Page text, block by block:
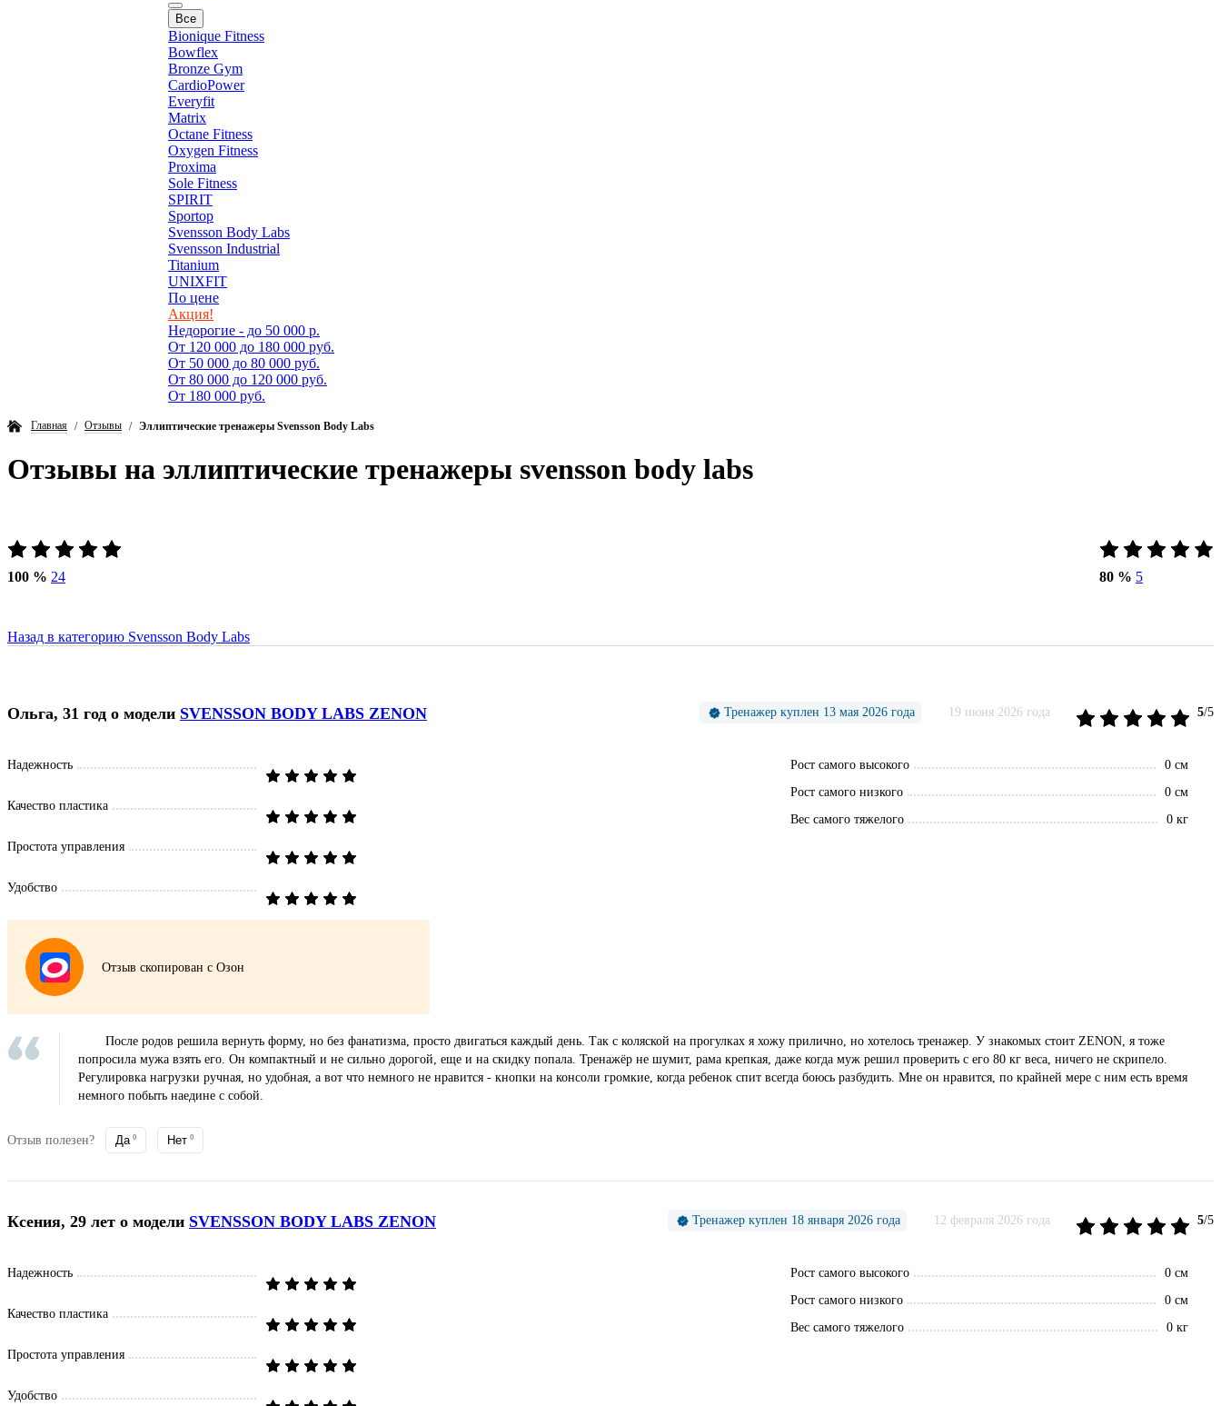
Все
Bionique Fitness
Bowflex
Bronze Gym
CardioPower
Everyfit
Matrix
Octane Fitness
Oxygen Fitness
Proxima
Sole Fitness
SPIRIT
Sportop
Svensson Body Labs
Svensson Industrial
Titanium
UNIXFIT
По цене
Акция!
Недорогие - до 50 000 р.
От 120 000 до 180 000 руб.
От 50 000 до 80 000 руб.
От 80 000 до 120 000 руб.
От 180 000 руб.
Главная Отзывы Эллиптические тренажеры Svensson Body Labs
Отзывы на эллиптические тренажеры svensson body labs
100 % 24 80 % 5
Назад в категорию Svensson Body Labs
Ольга, 31 год о модели SVENSSON BODY LABS ZENON Тренажер куплен 13 мая 2026 года 19 июня 2026 года 5/5
Надежность
Качество пластика
Простота управления
Удобство
Рост самого высокого
0 см
Рост самого низкого
0 см
Вес самого тяжелого
0 кг
Отзыв скопирован с Озон
После родов решила вернуть форму, но без фанатизма, просто двигаться каждый день. Так с коляской на прогулках я хожу прилично, но хотелось тренажер. У знакомых стоит ZENON, я тоже
попросила мужа взять его. Он компактный и не сильно дорогой, еще и на скидку попала. Тренажёр не шумит, рама крепкая, даже когда муж решил проверить с его 80 кг веса, ничего не скрипело.
Регулировка нагрузки ручная, но удобная, а вот что немного не нравится - кнопки на консоли громкие, когда ребенок спит всегда боюсь разбудить. Мне он нравится, по крайней мере с ним есть время
немного побыть наедине с собой.
Отзыв полезен? Да 0 Нет 0
Ксения, 29 лет о модели SVENSSON BODY LABS ZENON Тренажер куплен 18 января 2026 года 12 февраля 2026 года 5/5
Надежность
Качество пластика
Простота управления
Удобство
Рост самого высокого
0 см
Рост самого низкого
0 см
Вес самого тяжелого
0 кг